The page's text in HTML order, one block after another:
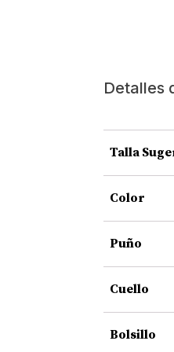
Detalles
Talla
Color
Puño
Cuello
Bolsillo